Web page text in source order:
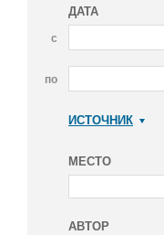
ДАТА
с
по
ИСТОЧНИК
МЕСТО
АВТОР